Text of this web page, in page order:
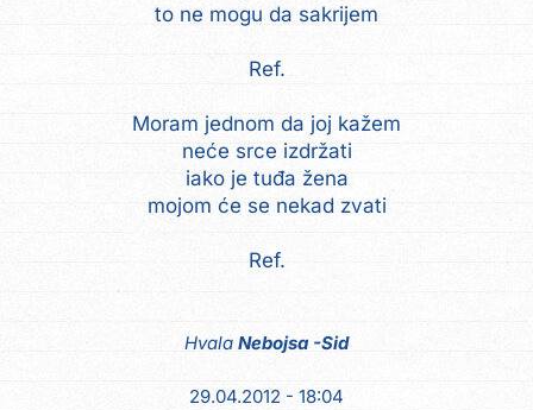
to ne mogu da sakrijem
Ref.
Moram jednom da joj kažem
neće srce izdržati
iako je tuđa žena
mojom će se nekad zvati
Ref.
Hvala Nebojsa -Sid
29.04.2012 - 18:04